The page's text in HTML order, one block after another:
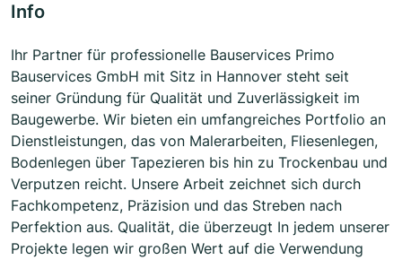
Info
Ihr Partner für professionelle Bauservices Primo
Bauservices GmbH mit Sitz in Hannover steht seit
seiner Gründung für Qualität und Zuverlässigkeit im
Baugewerbe. Wir bieten ein umfangreiches Portfolio an
Dienstleistungen, das von Malerarbeiten, Fliesenlegen,
Bodenlegen über Tapezieren bis hin zu Trockenbau und
Verputzen reicht. Unsere Arbeit zeichnet sich durch
Fachkompetenz, Präzision und das Streben nach
Perfektion aus. Qualität, die überzeugt In jedem unserer
Projekte legen wir großen Wert auf die Verwendung